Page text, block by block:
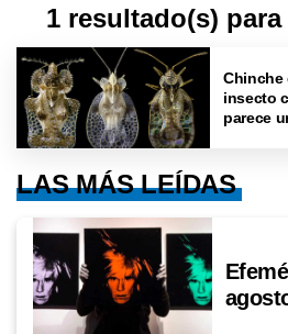
1 resultado(s)
Chinche
insecto
parece
LAS MÁS LEÍDAS